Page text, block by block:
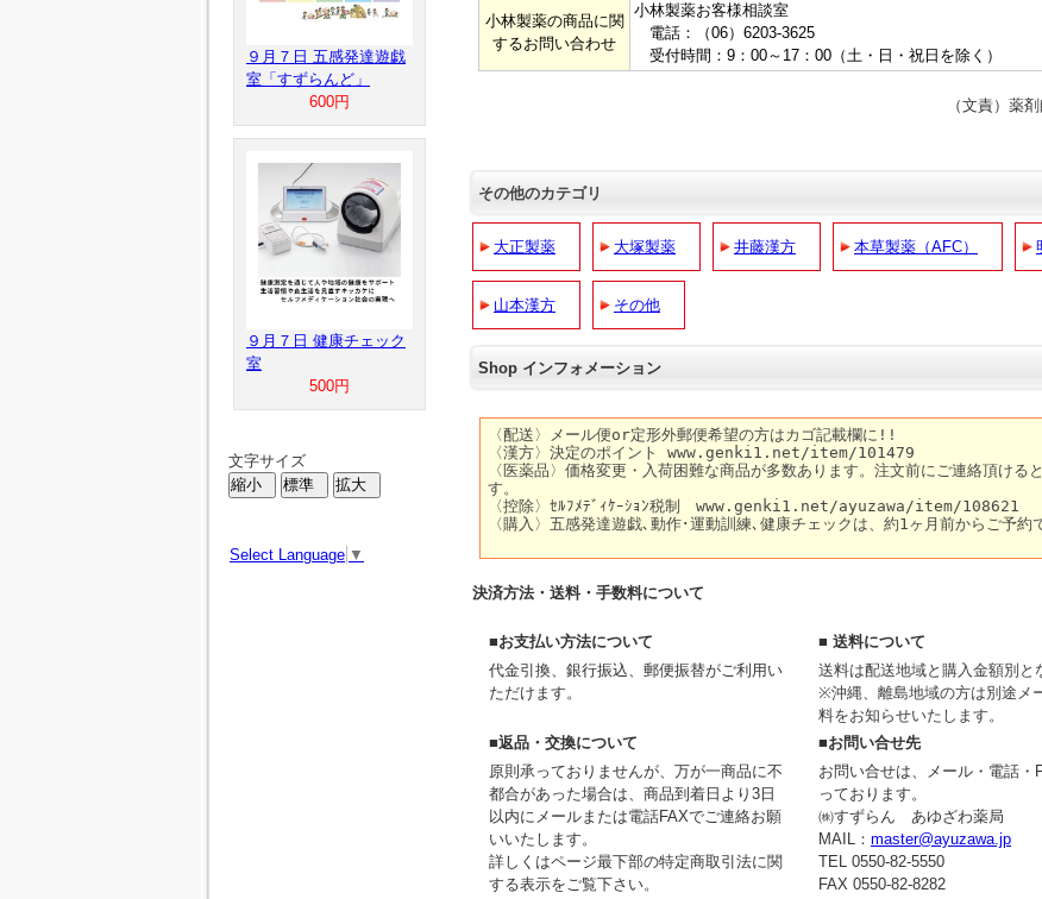
小林製薬の商品に関
するお問い合わせ
小林製薬お客様相談室
電話：（06）6203-3625
受付時間：9：00～17：00（土・日・祝日を除く）
（文責）薬
その他のカテゴリ
大正製薬 大塚製薬 井藤漢方 本草製薬（AFC）
山本漢方 その他
Shop インフォメーション
決済方法・送料・手数料について
■お支払い方法について
■ 送料について
代金引換、銀行振込、郵便振替がご利用い
ただけます。
送料は配送地域と購入金額別と
※沖縄、離島地域の方は別途メ
料をお知らせいたします。
■返品・交換について
■お問い合せ先
原則承っておりませんが、万が一商品に不
都合があった場合は、商品到着日より3日
以内にメールまたは電話FAXでご連絡お願
いいたします。
詳しくはページ最下部の特定商取引法に関
する表示をご覧下さい。
お問い合せは、メール・電話・
っております。
㈱すずらん あゆざわ薬局
MAIL： master@ayuzawa.jp
TEL 0550-82-5550
FAX 0550-82-8282
９月７日 五感発達遊戯
室「すずらんど」
600円
９月７日 健康チェック
室
500円
文字サイズ
Select Language ▼